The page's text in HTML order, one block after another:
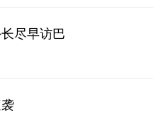
尽早访巴